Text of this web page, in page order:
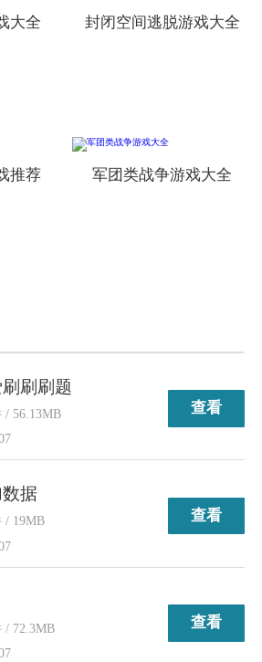
大全 封闭空间逃脱游戏大全
推荐 军团类战争游戏大全
刷刷题
/ 56.13MB
查看
据
/ 19MB
查看
/ 72.3MB
查看